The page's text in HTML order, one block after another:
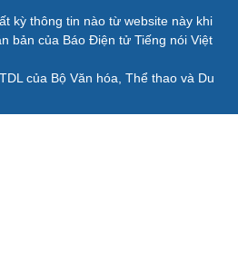
kỳ thông tin nào từ website này khi
bản của Báo Điện tử Tiếng nói Việt
của Bộ Văn hóa, Thể thao và Du